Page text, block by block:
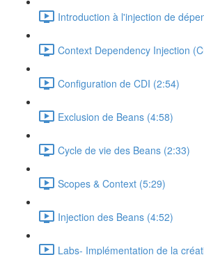
Introduction à l'injection de
Context Dependency Injection
Configuration de CDI (2:54)
Exclusion de Beans (4:58)
Cycle de vie des Beans (2:33)
Scopes & Context (5:29)
Injection des Beans (4:52)
Labs- Implémentation de la